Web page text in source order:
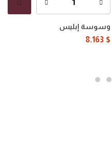
وسوسة إبليس
8.163 $